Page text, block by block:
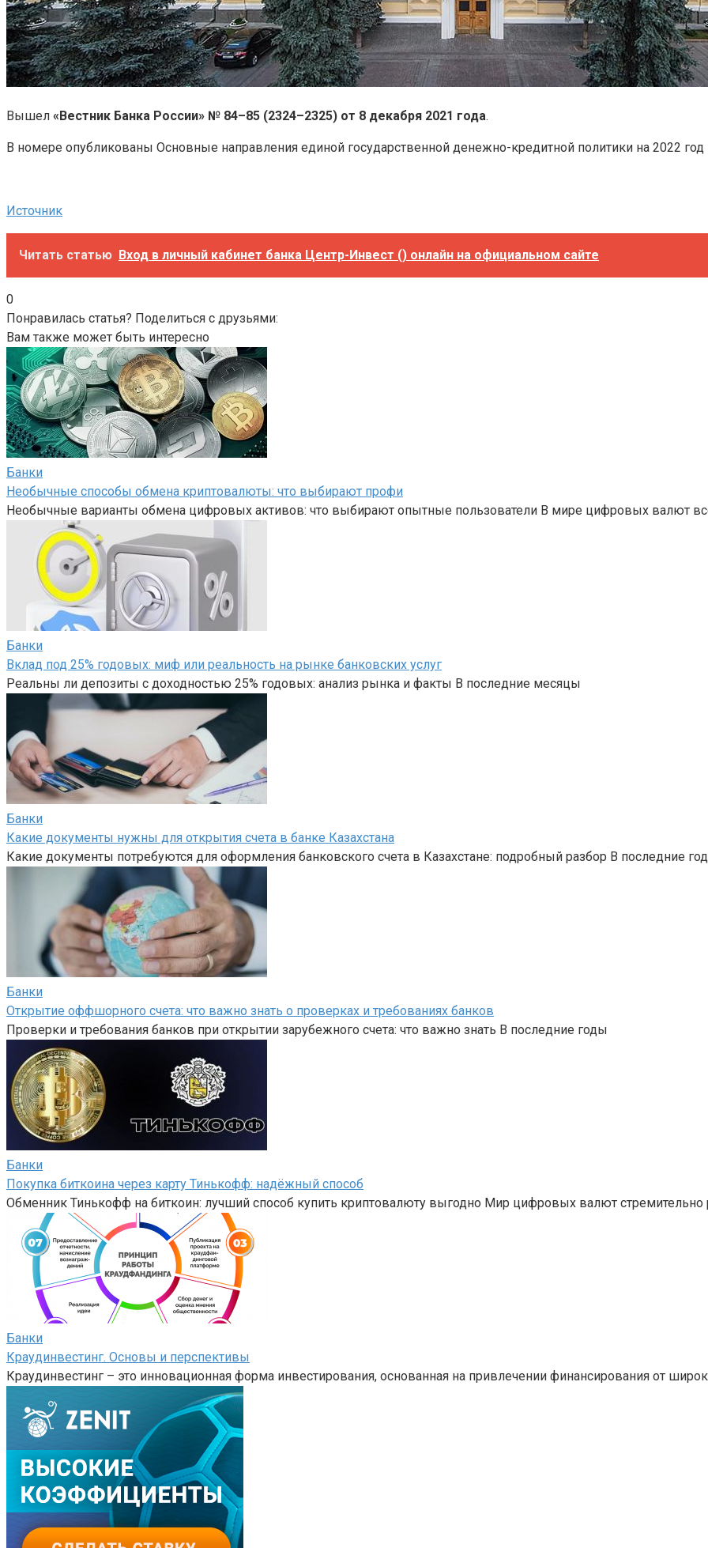
Вышел «Вестник Банка России» № 84–85 (2324–2325) от 8 декабря 2021 года.
В номере опубликованы Основные направления единой государственной денежно-кредитной политики на 2022 год
Источник
Читать статью Вход в личный кабинет банка Центр-Инвест () онлайн на официальном сайте
0
Понравилась статья? Поделиться с друзьями:
Вам также может быть интересно
Банки
Необычные способы обмена криптовалюты: что выбирают профи
Необычные варианты обмена цифровых активов: что выбирают опытные пользователи В мире цифровых валют
Банки
Вклад под 25% годовых: миф или реальность на рынке банковских услуг
Реальны ли депозиты с доходностью 25% годовых: анализ рынка и факты В последние месяцы
Банки
Какие документы нужны для открытия счета в банке Казахстана
Какие документы потребуются для оформления банковского счета в Казахстане: подробный разбор В последние
Банки
Открытие оффшорного счета: что важно знать о проверках и требованиях банков
Проверки и требования банков при открытии зарубежного счета: что важно знать В последние годы
Банки
Покупка биткоина через карту Тинькофф: надёжный способ
Обменник Тинькофф на биткоин: лучший способ купить криптовалюту выгодно Мир цифровых валют стремительно
Банки
Краудинвестинг. Основы и перспективы
Краудинвестинг – это инновационная форма инвестирования, основанная на привлечении финансирования от